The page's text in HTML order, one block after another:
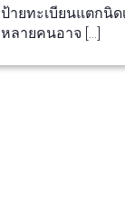
ป้ายทะเบียนแตกนิด
หลายคนอาจ […]